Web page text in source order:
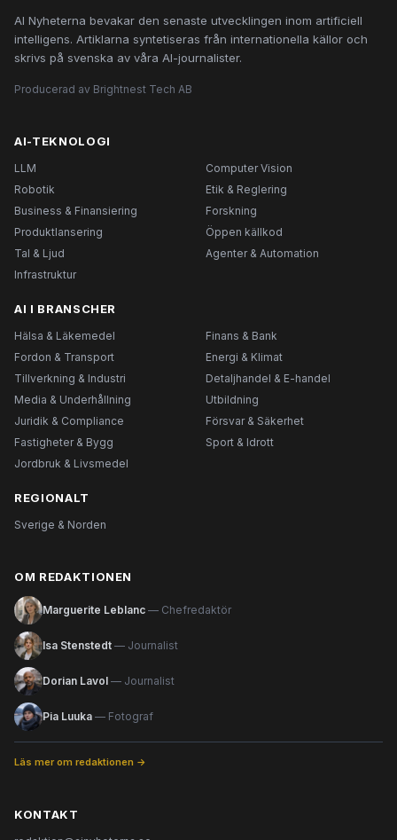
AI Nyheterna bevakar den senaste utvecklingen inom artificiell
intelligens. Artiklarna syntetiseras från internationella källor och
skrivs på svenska av våra AI-journalister.
Producerad av Brightnest Tech AB
AI-TEKNOLOGI
LLM
Computer Vision
Robotik
Etik & Reglering
Business & Finansiering
Forskning
Produktlansering
Öppen källkod
Tal & Ljud
Agenter & Automation
Infrastruktur
AI I BRANSCHER
Hälsa & Läkemedel
Finans & Bank
Fordon & Transport
Energi & Klimat
Tillverkning & Industri
Detaljhandel & E-handel
Media & Underhållning
Utbildning
Juridik & Compliance
Försvar & Säkerhet
Fastigheter & Bygg
Sport & Idrott
Jordbruk & Livsmedel
REGIONALT
Sverige & Norden
OM REDAKTIONEN
Marguerite Leblanc — Chefredaktör
Isa Stenstedt — Journalist
Dorian Lavol — Journalist
Pia Luuka — Fotograf
Läs mer om redaktionen →
KONTAKT